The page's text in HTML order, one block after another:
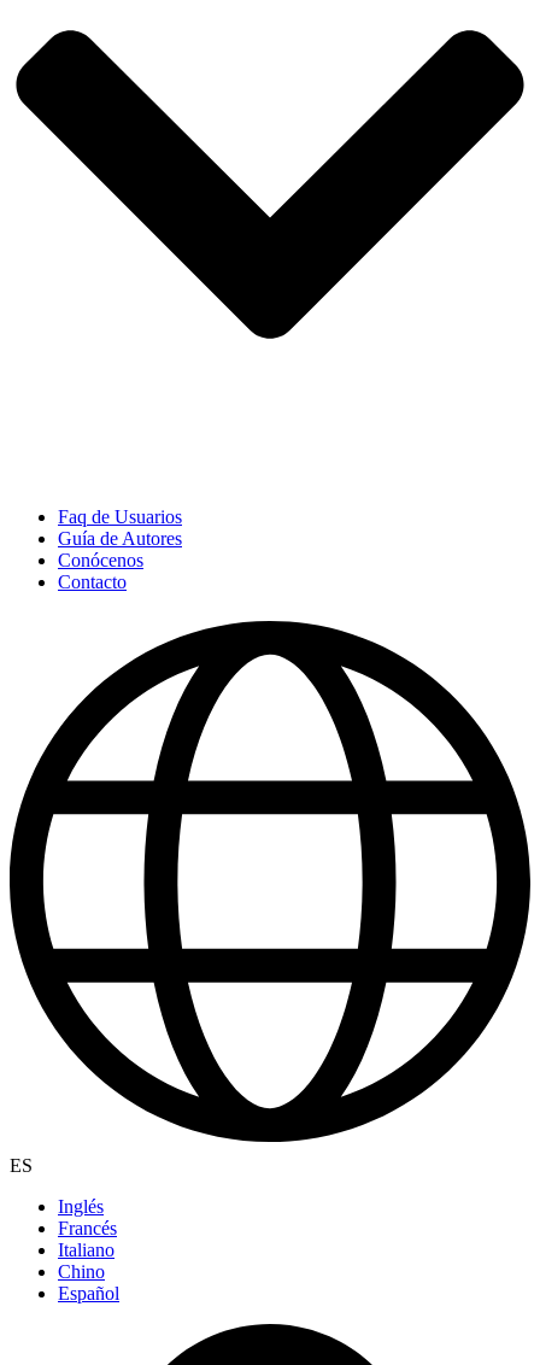
Faq de Usuarios
Guía de Autores
Conócenos
Contacto
ES
Inglés
Francés
Italiano
Chino
Español